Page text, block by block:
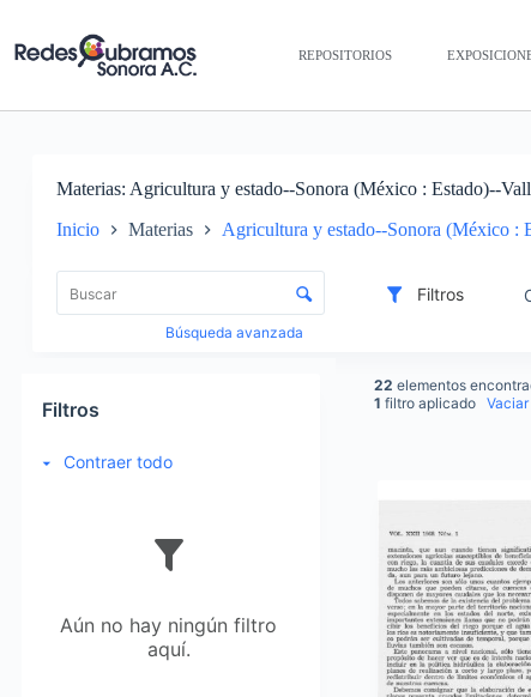
REPOSITORIOS
Materias Agricultura y estado--Sonora (México : Estado)--
Inicio Materias Agricultura y estado--Sonora (México :
Control de clasificación y visualización
Búsqueda avanzada
Filtros
Filtros
Contraer todo
Aún no hay ningún filtro
aquí.
22 elementos
1 filtro aplicado